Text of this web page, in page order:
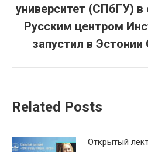
университет (СПбГУ) в
Русским центром
запустил в
Related Posts
Открытый